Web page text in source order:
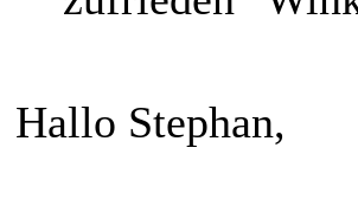
Hallo Stephan,